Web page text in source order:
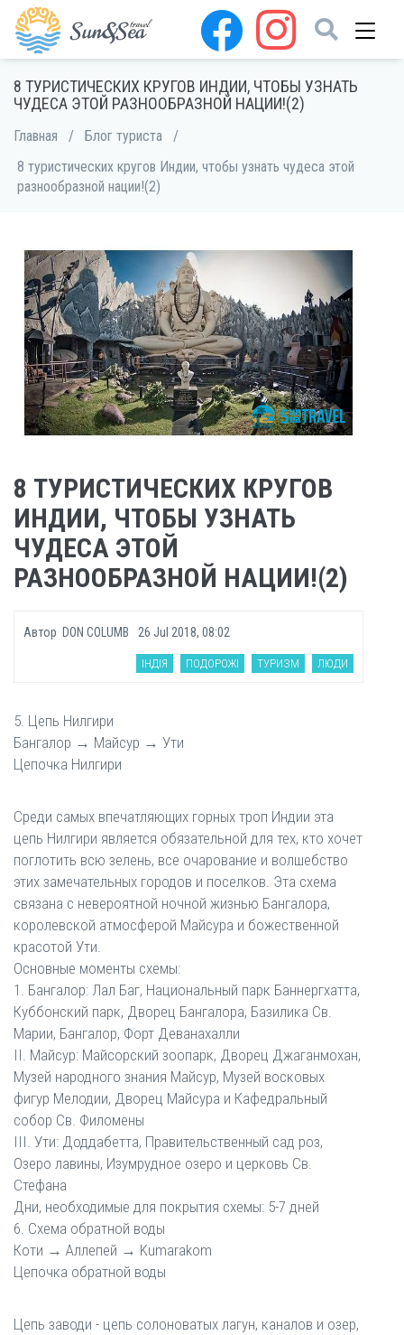
8 ТУРИСТИЧЕСКИХ КРУГОВ ИНДИИ, ЧТОБЫ УЗНАТЬ
ЧУДЕСА ЭТОЙ РАЗНООБРАЗНОЙ НАЦИИ!(2)
Главная / Блог туриста
/
8 туристических кругов Индии, чтобы узнать чудеса этой
разнообразной нации!(2)
8 ТУРИСТИЧЕСКИХ КРУГОВ
ИНДИИ, ЧТОБЫ УЗНАТЬ
ЧУДЕСА ЭТОЙ
РАЗНООБРАЗНОЙ НАЦИИ!(2)
Автор DON COLUMB 26 Jul 2018, 08:02
ІНДІЯ ПОДОРОЖІ ТУРИЗМ ЛЮДИ
5. Цепь Нилгири
Бангалор → Майсур → Ути
Цепочка Нилгири
Среди самых впечатляющих горных троп Индии эта
цепь Нилгири является обязательной для тех, кто хочет
поглотить всю зелень, все очарование и волшебство
этих замечательных городов и поселков. Эта схема
связана с невероятной ночной жизнью Бангалора,
королевской атмосферой Майсура и божественной
красотой Ути.
Основные моменты схемы:
1. Бангалор: Лал Баг, Национальный парк Баннергхатта,
Куббонский парк, Дворец Бангалора, Базилика Св.
Марии, Бангалор, Форт Деванахалли
II. Майсур: Майсорский зоопарк, Дворец Джаганмохан,
Музей народного знания Майсур, Музей восковых
фигур Мелодии, Дворец Майсура и Кафедральный
собор Св. Филомены
III. Ути: Доддабетта, Правительственный сад роз,
Озеро лавины, Изумрудное озеро и церковь Св.
Стефана
Дни, необходимые для покрытия схемы: 5-7 дней
6. Схема обратной воды
Коти → Аллепей → Kumarakom
Цепочка обратной воды
Цепь заводи - цепь солоноватых лагун, каналов и озер,